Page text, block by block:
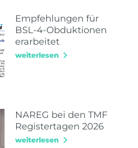
Empfehlungen für
BSL-4-Obduktionen
erarbeitet
weiterlesen
NAREG bei den TMF
Registertagen 2026
weiterlesen